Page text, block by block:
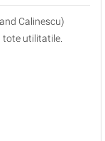
Calinescu)
utilitatile.